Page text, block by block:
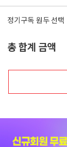
정기구독 원두 선택
총 합계 금액